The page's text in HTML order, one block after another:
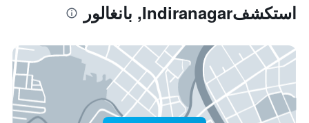
استكشفIndiranagar, بانغالور